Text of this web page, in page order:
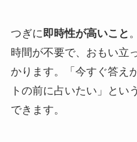
つぎに即時性が高いこと
時間が不要で、おもい立
かります。「今すぐ答え
トの前に占いたい」とい
できます。